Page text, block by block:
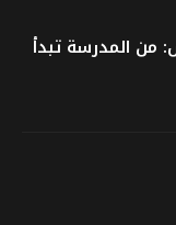
من المدرسة تبدأ